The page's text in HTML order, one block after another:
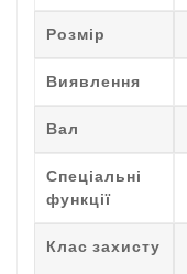
Розмір
Виявлення
Вал
Спеціальні
функції
Клас захисту